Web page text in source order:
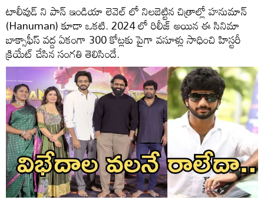
టాలీవుడ్ ని పాన్ ఇండియా లెవెల్ లో నిలబెట్టిన చిత్రాల్లో హనుమాన్
(Hanuman) కూడా ఒకటి. 2024 లో రిలీజ్ అయిన ఈ సినిమా
బాక్సాఫీస్ వద్ద ఏకంగా 300 కోట్లకు పైగా వసూళ్లు సాధించి హిస్టరీ
క్రియేట్ చేసిన సంగతి తెలిసిందే.